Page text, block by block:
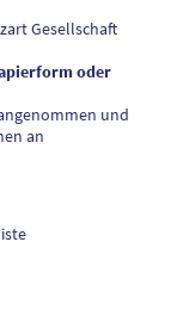
Gesellschaft
oder
und
an